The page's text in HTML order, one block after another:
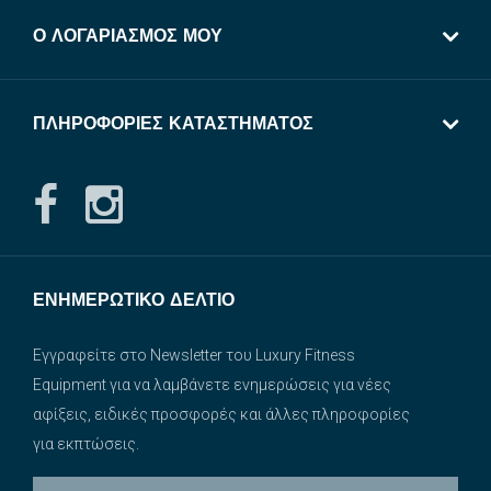
Ο ΛΟΓΑΡΙΑΣΜΌΣ ΜΟΥ
ΠΛΗΡΟΦΟΡΊΕΣ ΚΑΤΑΣΤΉΜΑΤΟΣ
ΕΝΗΜΕΡΩΤΙΚΌ ΔΕΛΤΊΟ
Εγγραφείτε στο Newsletter του Luxury Fitness
Equipment για να λαμβάνετε ενημερώσεις για νέες
αφίξεις, ειδικές προσφορές και άλλες πληροφορίες
για εκπτώσεις.